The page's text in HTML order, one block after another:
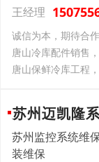
王经理
诚信为本，期待合
唐山冷库配件销售
唐山保鲜冷库工程
苏州迈凯隆
苏州监控系统维
装维保